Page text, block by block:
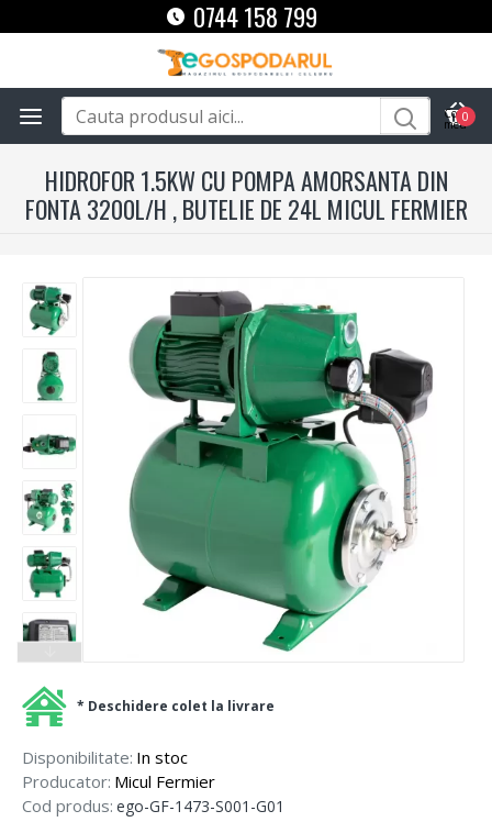
0744 158 799
0
HIDROFOR 1.5KW CU POMPA AMORSANTA DIN
FONTA 3200L/H , BUTELIE DE 24L MICUL FERMIER
Disponibilitate: In stoc
Producator: Micul Fermier
Cod produs: ego-GF-1473-S001-G01
* Deschidere colet la livrare